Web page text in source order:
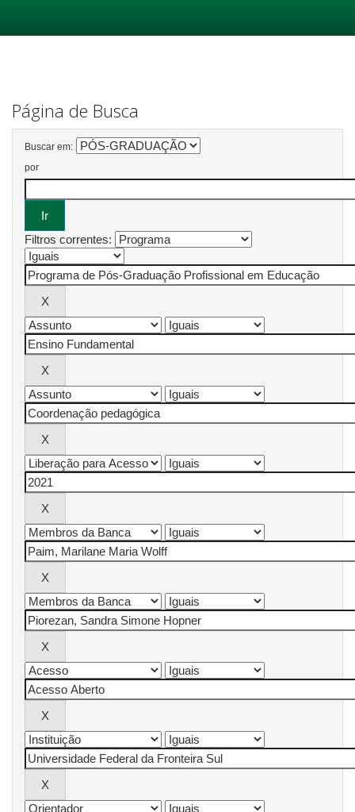
Página de Busca
Buscar em:
por
Filtros correntes: